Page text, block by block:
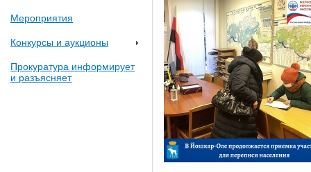
Мероприятия
Конкурсы и аукционы
Прокуратура информирует
и разъясняет